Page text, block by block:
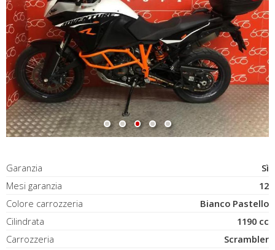
Garanzia
Sì
Mesi garanzia
12
Colore carrozzeria
Bianco Pastello
Cilindrata
1190 cc
Carrozzeria
Scrambler